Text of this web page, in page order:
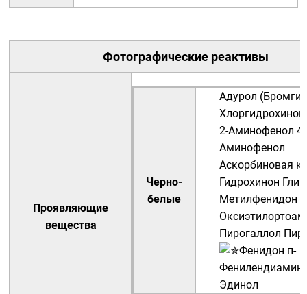
Фотографические реактивы
Проявляющие
вещества
Черно-
белые
Адурол (
Хлоргидрохинон
2-Аминофенол 4-
Аминофенол
Аскорбиновая
Гидрохинон
Метилфенидон
Пирогаллол
Фенидон п-
Фенилендиамин
Эдинол